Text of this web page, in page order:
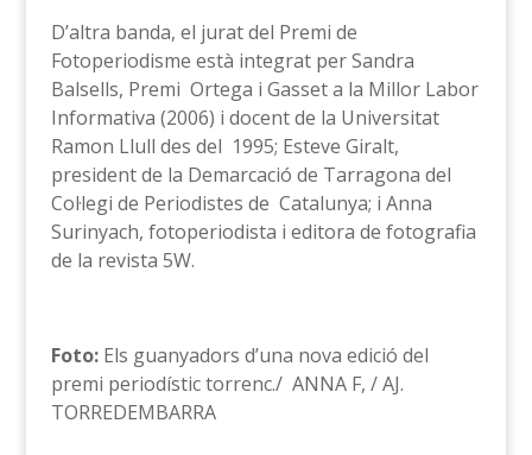
D’altra banda, el jurat del Premi de
Fotoperiodisme està integrat per Sandra
Balsells, Premi Ortega i Gasset a la Millor Labor
Informativa (2006) i docent de la Universitat
Ramon Llull des del 1995; Esteve Giralt,
president de la Demarcació de Tarragona del
Col·legi de Periodistes de Catalunya; i Anna
Surinyach, fotoperiodista i editora de fotografia
de la revista 5W.
Foto:Els guanyadors d’una nova edició del
premi periodístic torrenc./ ANNA F, / AJ.
TORREDEMBARRA